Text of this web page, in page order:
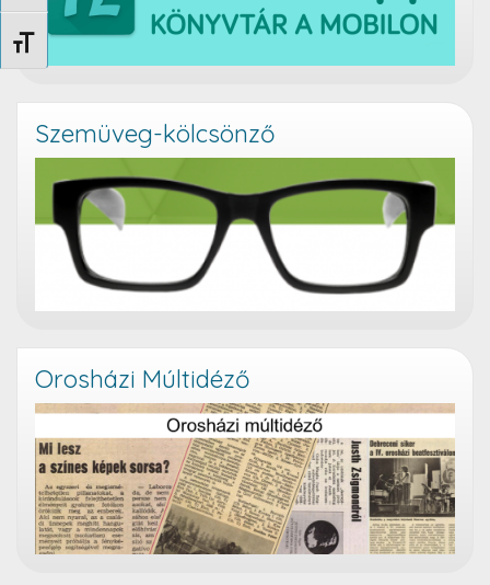
Betűméret váltása
Szemüveg-kölcsönző
Orosházi Múltidéző